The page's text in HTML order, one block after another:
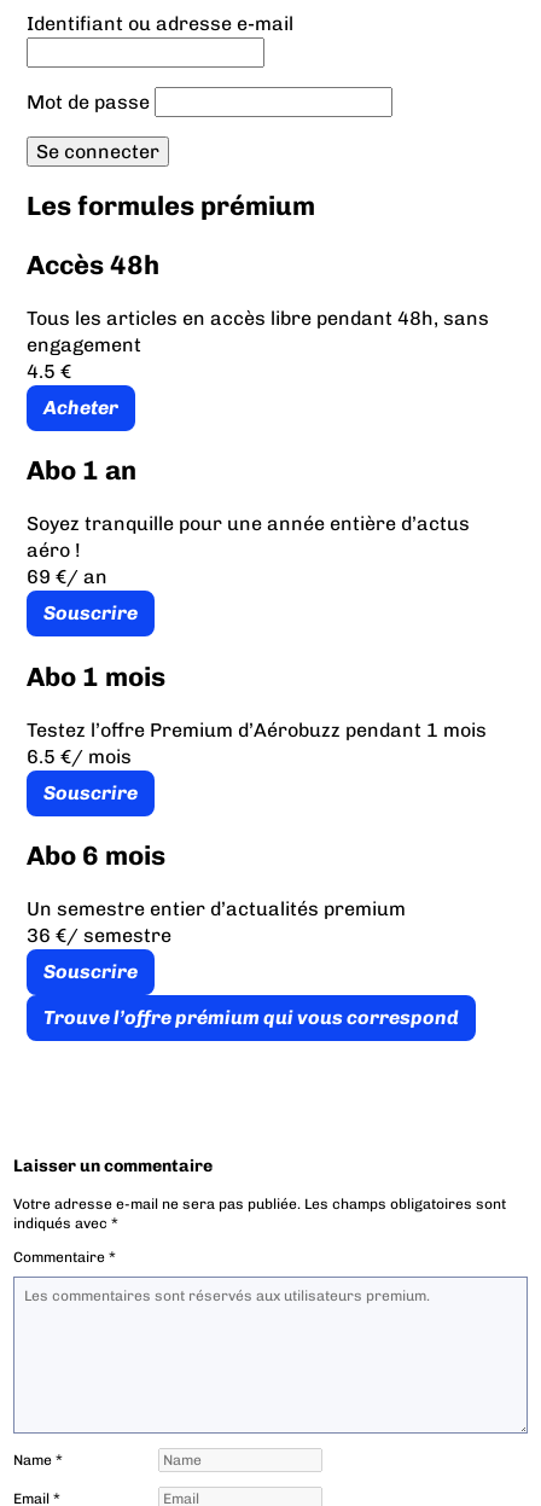
Identifiant ou adresse e-mail
Mot de passe
Les formules prémium
Accès 48h
Tous les articles en accès libre pendant 48h, sans
engagement
4.5 €
Acheter
Abo 1 an
Soyez tranquille pour une année entière d’actus
aéro !
69 €/ an
Souscrire
Abo 1 mois
Testez l’offre Premium d’Aérobuzz pendant 1 mois
6.5 €/ mois
Souscrire
Abo 6 mois
Un semestre entier d’actualités premium
36 €/ semestre
Souscrire
Trouve l’offre prémium qui vous correspond
Laisser un commentaire
Votre adresse e-mail ne sera pas publiée. Les champs obligatoires sont
indiqués avec*
Commentaire*
Name*
Email*